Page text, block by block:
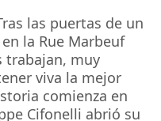
las puertas de un
la Rue Marbeuf
trabajan, muy
viva la mejor
comienza en
Cifonelli abrió su